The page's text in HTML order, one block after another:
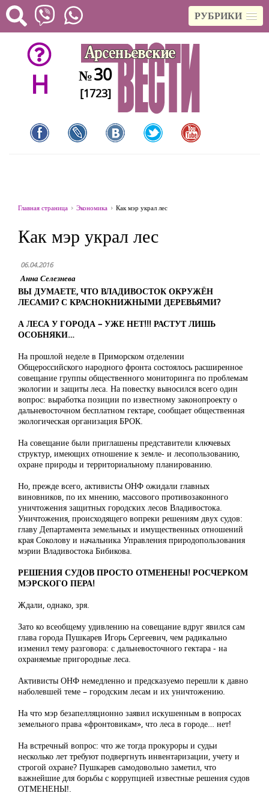
РУБРИКИ
H №30
[1723]
Главная страница Экономика Как мэр украл лес
Как мэр украл лес
06.04.2016
Анна Селезнева
ВЫ ДУМАЕТЕ, ЧТО ВЛАДИВОСТОК ОКРУЖЁН
ЛЕСАМИ? С КРАСНОКНИЖНЫМИ ДЕРЕВЬЯМИ?
А ЛЕСА У ГОРОДА – УЖЕ НЕТ!!! РАСТУТ ЛИШЬ
ОСОБНЯКИ…
На прошлой неделе в Приморском отделении
Общероссийского народного фронта состоялось расширенное
совещание группы общественного мониторинга по проблемам
экологии и защиты леса. На повестку выносился всего один
вопрос: выработка позиции по известному законопроекту о
дальневосточном бесплатном гектаре, сообщает общественная
экологическая организация БРОК.
На совещание были приглашены представители ключевых
структур, имеющих отношение к земле- и лесопользованию,
охране природы и территориальному планированию.
Но, прежде всего, активисты ОНФ ожидали главных
виновников, по их мнению, массового противозаконного
уничтожения защитных городских лесов Владивостока.
Уничтожения, происходящего вопреки решениям двух судов:
главу Департамента земельных и имущественных отношений
края Соколову и начальника Управления природопользования
мэрии Владивостока Бибикова.
РЕШЕНИЯ СУДОВ ПРОСТО ОТМЕНЕНЫ! РОСЧЕРКОМ
МЭРСКОГО ПЕРА!
Ждали, однако, зря.
Зато ко всеобщему удивлению на совещание вдруг явился сам
глава города Пушкарев Игорь Сергеевич, чем радикально
изменил тему разговора: с дальневосточного гектара - на
охраняемые пригородные леса.
Активисты ОНФ немедленно и предсказуемо перешли к давно
наболевшей теме – городским лесам и их уничтожению.
На что мэр безапелляционно заявил искушенным в вопросах
земельного права «фронтовикам», что леса в городе… нет!
На встречный вопрос: что же тогда прокуроры и судьи
несколько лет требуют подвергнуть инвентаризации, учету и
строгой охране? Пушкарев самодовольно заметил, что
важнейшие для борьбы с коррупцией известные решения судов
ОТМЕНЕНЫ!.